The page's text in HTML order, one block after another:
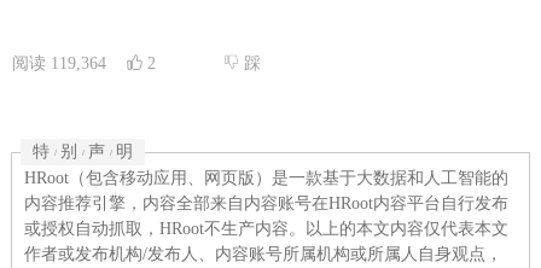
阅读 119,364 2 踩
特 / 别 / 声 / 明
HRoot（包含移动应用、网页版）是一款基于大数据和人工智能的
内容推荐引擎，内容全部来自内容账号在HRoot内容平台自行发布
或授权自动抓取，HRoot不生产内容。以上的本文内容仅代表本文
作者或发布机构/发布人、内容账号所属机构或所属人自身观点，